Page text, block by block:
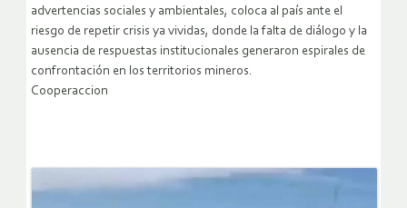
advertencias sociales y ambientales, coloca al país ante el
riesgo de repetir crisis ya vividas, donde la falta de diálogo y la
ausencia de respuestas institucionales generaron espirales de
confrontación en los territorios mineros.
Cooperaccion